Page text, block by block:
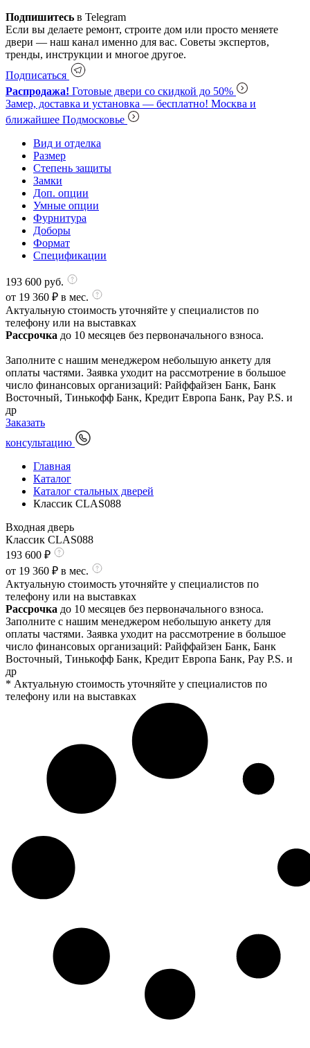
Подпишитесь в Telegram
Если вы делаете ремонт, строите дом или просто меняете
двери — наш канал именно для вас. Советы экспертов,
тренды, инструкции и многое другое.
Подписаться
Распродажа! Готовые двери со скидкой до 50%
Замер, доставка и установка — бесплатно! Москва и
ближайшее Подмосковье
Вид и отделка
Размер
Степень защиты
Замки
Доп. опции
Умные опции
Фурнитура
Доборы
Формат
Спецификации
193 600 руб.
от 19 360 ₽ в мес.
Актуальную стоимость уточняйте у специалистов по
телефону или на выставках
Рассрочка до 10 месяцев без первоначального взноса.
Заполните с нашим менеджером небольшую анкету для
оплаты частями. Заявка уходит на рассмотрение в большое
число финансовых организаций: Райффайзен Банк, Банк
Восточный, Тинькофф Банк, Кредит Европа Банк, Pay P.S. и
др
Заказать
консультацию
Главная
Каталог
Каталог стальных дверей
Классик CLAS088
Входная дверь
Классик CLAS088
193 600 ₽
от 19 360 ₽ в мес.
Актуальную стоимость уточняйте у специалистов по
телефону или на выставках
Рассрочка до 10 месяцев без первоначального взноса.
Заполните с нашим менеджером небольшую анкету для
оплаты частями. Заявка уходит на рассмотрение в большое
число финансовых организаций: Райффайзен Банк, Банк
Восточный, Тинькофф Банк, Кредит Европа Банк, Pay P.S. и
др
* Актуальную стоимость уточняйте у специалистов по
телефону или на выставках